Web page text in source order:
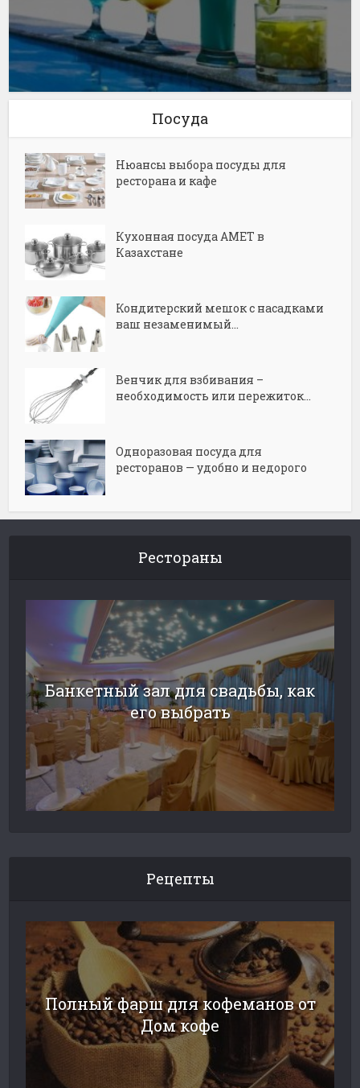
Посуда
Нюансы выбора посуды для
ресторана и кафе
Кухонная посуда АМЕТ в
Казахстане
Кондитерский мешок с насадками
ваш незаменимый...
Венчик для взбивания –
необходимость или пережиток...
Одноразовая посуда для
ресторанов — удобно и недорого
Рестораны
Банкетный зал для свадьбы, как
его выбрать
Рецепты
Полный фарш для кофеманов от
Дом кофе